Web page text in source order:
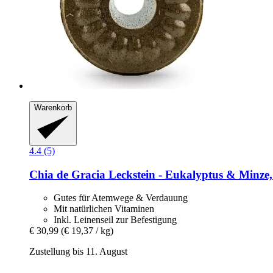
Warenkorb
4.4 (5)
Chia de Gracia Leckstein -​ Eukalyptus &
Gutes für Atemwege & Verdauung
Mit natürlichen Vitaminen
Inkl. Leinenseil zur Befestigung
€ 30,99 (€ 19,37 / kg)
Zustellung bis 11. August